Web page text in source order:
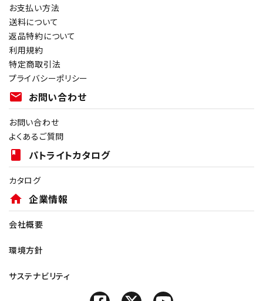
お支払い方法
送料について
返品特約について
利用規約
特定商取引法
プライバシーポリシー
mail お問い合わせ
お問い合わせ
よくあるご質問
book パトライトカタログ
カタログ
home 企業情報
会社概要
環境方針
サステナビリティ